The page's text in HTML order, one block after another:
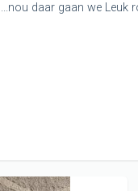
daar gaan we Leuk